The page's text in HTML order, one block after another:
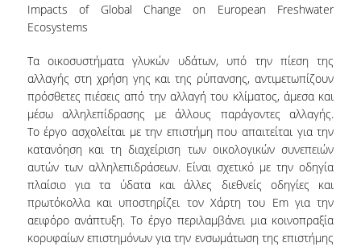
PROFESSIONAL COURSE
ΣΧΕΤΙΚΑ
ΕΚΠΑΙΔΕΥΤΕΣ
ΘΕΜΑΤΙΚΕΣ ΕΝΟΤΗΤΕΣ
ΑΙΤΗΣΕΙΣ
ΜΕΤΑΠΤΥΧΙΑΚΑ ΠΡΟΓΡΑΜΜΑΤΑ
Impacts of Global Change on European Freshwater
Ecosystems
Τα οικοσυστήματα γλυκών υδάτων, υπό την πίεση της
αλλαγής στη χρήση γης και της ρύπανσης, αντιμετωπίζουν
πρόσθετες πιέσεις από την αλλαγή του κλίματος, άμεσα και
μέσω αλληλεπίδρασης με άλλους παράγοντες αλλαγής.
To έργο ασχολείται με την επιστήμη που απαιτείται για την
κατανόηση και τη διαχείριση των οικολογικών συνεπειών
αυτών των αλληλεπιδράσεων. Είναι σχετικό με την οδηγία
πλαίσιο για τα ύδατα και άλλες διεθνείς οδηγίες και
πρωτόκολλα και υποστηρίζει τον Χάρτη του Em για την
αειφόρο ανάπτυξη. Το έργο περιλαμβάνει μια κοινοπραξία
κορυφαίων επιστημόνων για την ενσωμάτωση της επιστήμης